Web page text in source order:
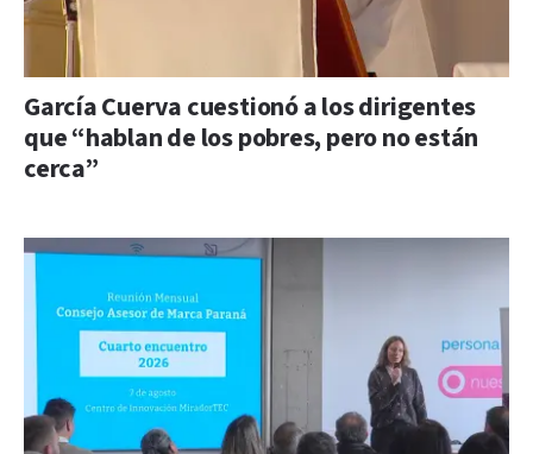
García Cuerva cuestionó a los dirigentes
que “hablan de los pobres, pero no están
cerca”